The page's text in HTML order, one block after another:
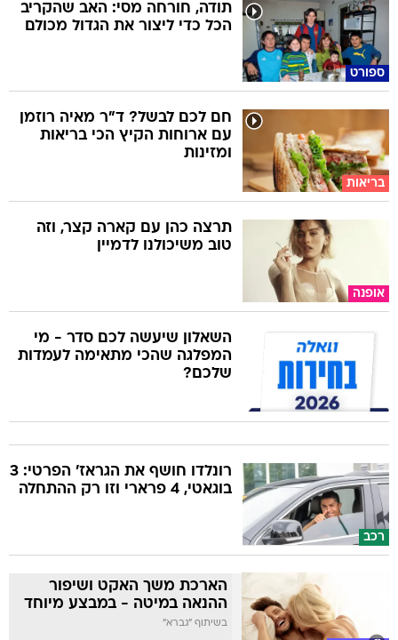
ספורט
תודה, חורחה מסי: האב שהקריב
הכל כדי ליצור את הגדול מכולם
בריאות
חם לכם לבשל? ד"ר מאיה רוזמן
עם ארוחות הקיץ הכי בריאות
ומזינות
אופנה
תרצה כהן עם קארה קצר, וזה
טוב משיכולנו לדמיין
השאלון שיעשה לכם סדר - מי
המפלגה שהכי מתאימה לעמדות
שלכם?
רכב
רונלדו חושף את הגראז' הפרטי: 3
בוגאטי, 4 פרארי וזו רק ההתחלה
הארכת משך האקט ושיפור
ההנאה במיטה - במבצע מיוחד
בשיתוף "גברא"